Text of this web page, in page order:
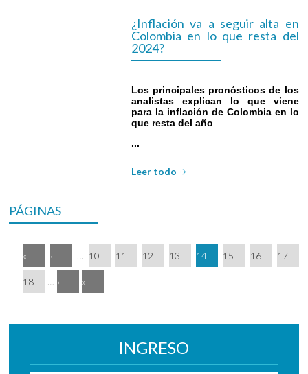
¿Inflación va a seguir alta en
Colombia en lo que resta del
2024?
Los principales pronósticos de los
analistas explican lo que viene
para la inflación de Colombia en lo
que resta del año
...
Leer todo
PÁGINAS
« ‹ … 10 11 12 13 14 15 16 17
18 … › »
INGRESO